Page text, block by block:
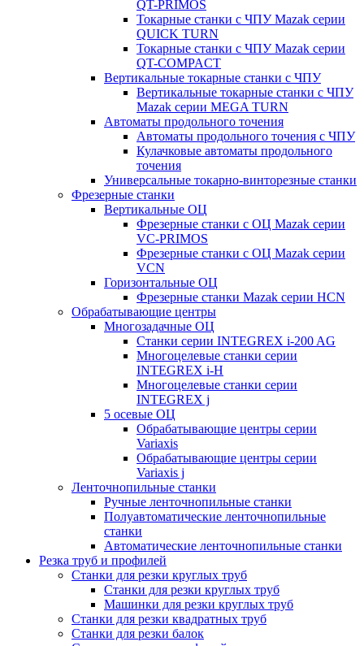
QT-PRIMOS
Токарные станки с ЧПУ Mazak серии
QUICK TURN
Токарные станки с ЧПУ Mazak серии
QT-COMPACT
Вертикальные токарные станки с ЧПУ
Вертикальные токарные станки с ЧПУ
Mazak серии MEGA TURN
Автоматы продольного точения
Автоматы продольного точения с ЧПУ
Кулачковые автоматы продольного
точения
Универсальные токарно-винторезные станки
Фрезерные станки
Вертикальные ОЦ
Фрезерные станки с ОЦ Mazak серии
VC-PRIMOS
Фрезерные станки с ОЦ Mazak серии
VCN
Горизонтальные ОЦ
Фрезерные станки Mazak серии HCN
Обрабатывающие центры
Многозадачные ОЦ
Cтанки серии INTEGREX i-200 AG
Многоцелевые станки серии
INTEGREX i-H
Многоцелевые станки серии
INTEGREX j
5 осевые ОЦ
Обрабатывающие центры серии
Variaxis
Обрабатывающие центры серии
Variaxis j
Ленточнопильные станки
Ручные ленточнопильные станки
Полуавтоматические ленточнопильные
станки
Автоматические ленточнопильные станки
Резка труб и профилей
Станки для резки круглых труб
Станки для резки круглых труб
Машинки для резки круглых труб
Станки для резки квадратных труб
Станки для резки балок